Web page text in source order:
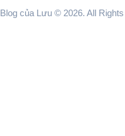
Blog của Lưu © 2026. All